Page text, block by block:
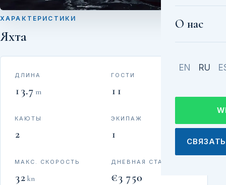
О нас
EN RU
ХАРАКТЕРИСТИКИ
Яхта
ДЛИНА
13.7 m
ГОСТИ
11
КАЮТЫ
2
ЭКИПАЖ
1
МАКС. СКОРОСТЬ
32 kn
ДНЕВНАЯ СТАВКА
€3 750